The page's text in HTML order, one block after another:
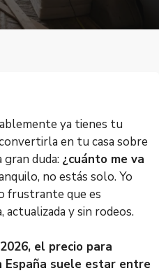
ya tienes tu
en tu casa sobre
duda: ¿cuánto me va
no estás solo. Yo
frustrante que es
y sin rodeos.
el precio para
España suele estar entre